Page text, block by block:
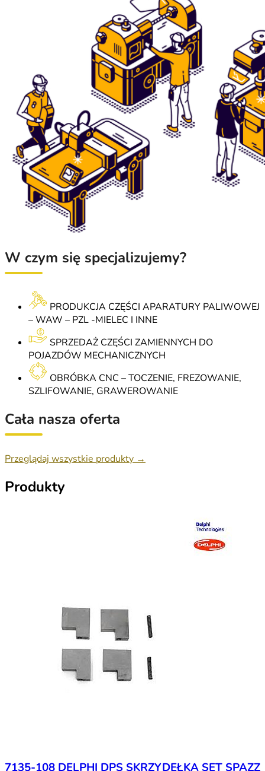
W czym się specjalizujemy?
PRODUKCJA CZĘŚCI APARATURY PALIWOWEJ
– WAW – PZL -MIELEC I INNE
SPRZEDAŻ CZĘŚCI ZAMIENNYCH DO
POJAZDÓW MECHANICZNYCH
OBRÓBKA CNC – TOCZENIE, FREZOWANIE,
SZLIFOWANIE, GRAWEROWANIE
Cała nasza oferta
Przeglądaj wszystkie produkty →
Produkty
7135-108 DELPHI DPS SKRZYDEŁKA SET SPAZZ